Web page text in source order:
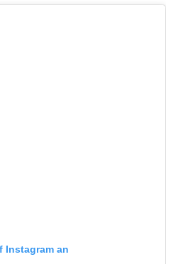
Instagram an